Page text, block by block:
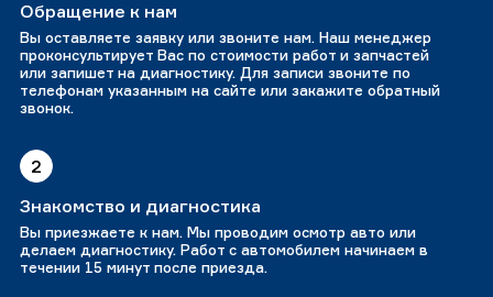
Обращение к нам
Вы оставляете заявку или звоните нам. Наш менеджер
проконсультирует Вас по стоимости работ и запчастей
или запишет на диагностику. Для записи звоните по
телефонам указанным на сайте или закажите обратный
звонок.
2
Знакомство и диагностика
Вы приезжаете к нам. Мы проводим осмотр авто или
делаем диагностику. Работ с автомобилем начинаем в
течении 15 минут после приезда.